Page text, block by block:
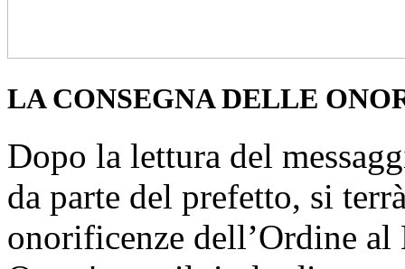
LA CONSEGNA DELLE
Dopo la lettura del
da parte del prefetto, si
onorificenze dell’Ordine